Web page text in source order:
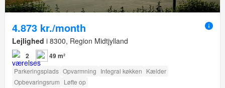
4.873 kr./month
Lejlighed i 8300, Region Midtjylland
2 49 m²
Parkeringsplads Opvarmning Integral køkken Kælder
Opbevaringsrum Løfte op